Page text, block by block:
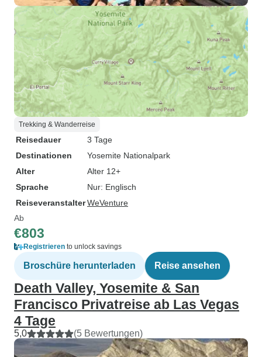
Trekking & Wanderreise
Reisedauer
3 Tage
Destinationen
Yosemite Nationalpark
Alter
Alter 12+
Sprache
Nur: Englisch
ReiseveranstalterWeVenture
Ab
€803
Registrieren to unlock savings
Broschüre herunterladen Reise ansehen
Death Valley, Yosemite & San
Francisco Privatreise ab Las Vegas
4 Tage
5,0 (5 Bewertungen)